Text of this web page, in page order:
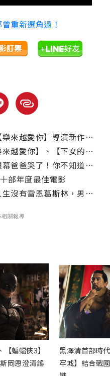
重新選角過！
】導演新作釋出首批華麗劇照
、【下女的誘惑】重登大銀幕
你不知道的電影幕後有趣小事實
部年度最佳電影
雷恩葛斯林，男方這樣回應
相關報導
蝙蝠俠3】
岡恩澄清謠
黑澤清首部時
牢城】結合戰